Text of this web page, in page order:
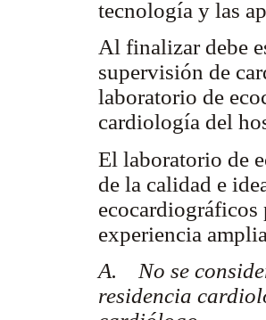
tecnología y las
Al finalizar debe
supervisión de
laboratorio de
cardiología del
El laboratorio de
de la calidad e
ecocardiográficos
experiencia
A. No se
residencia